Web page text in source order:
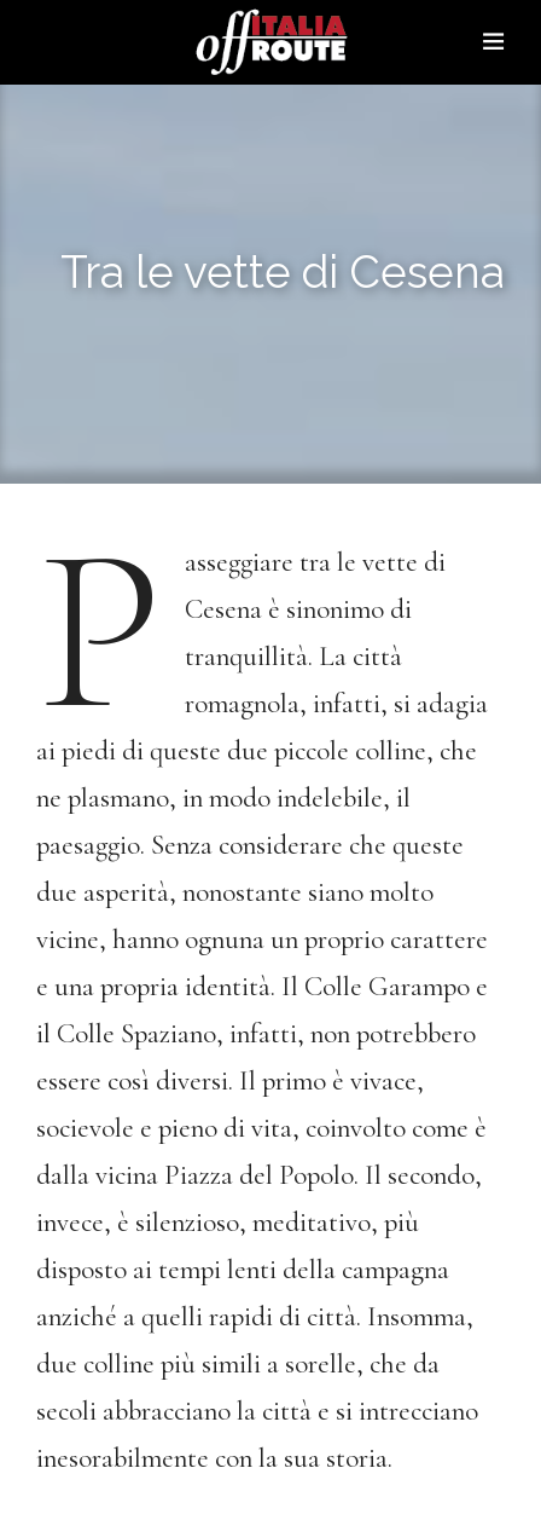
Tra le vette di Cesena
P
asseggiare tra le vette di
Cesena è sinonimo di
tranquillità. La città
romagnola, infatti, si adagia
ai piedi di queste due piccole colline, che
ne plasmano, in modo indelebile, il
paesaggio. Senza considerare che queste
due asperità, nonostante siano molto
vicine, hanno ognuna un proprio carattere
e una propria identità. Il Colle Garampo e
il Colle Spaziano, infatti, non potrebbero
essere così diversi. Il primo è vivace,
socievole e pieno di vita, coinvolto come è
dalla vicina Piazza del Popolo. Il secondo,
invece, è silenzioso, meditativo, più
disposto ai tempi lenti della campagna
anziché a quelli rapidi di città. Insomma,
due colline più simili a sorelle, che da
secoli abbracciano la città e si intrecciano
inesorabilmente con la sua storia.